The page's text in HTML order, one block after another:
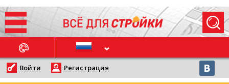
НОВОСТИ
Войти Регистрация